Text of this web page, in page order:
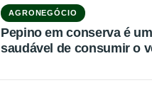
AGRONEGÓCIO
Pepino em conserva é
saudável de consumir o